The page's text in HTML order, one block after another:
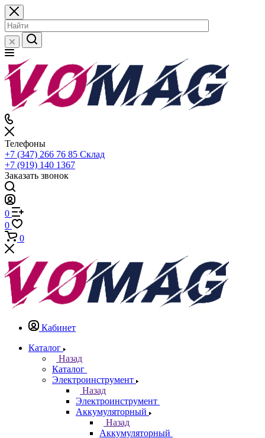
Телефоны
+7 (347) 266 76 85 Склад
+7 (919) 140 1367
Заказать звонок
0
0
0
Кабинет
Каталог
Назад
Каталог
Электроинструмент
Назад
Электроинструмент
Аккумуляторный
Назад
Аккумуляторный